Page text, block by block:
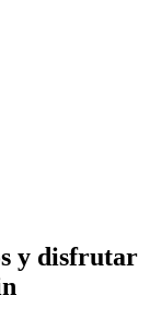
y disfrutar